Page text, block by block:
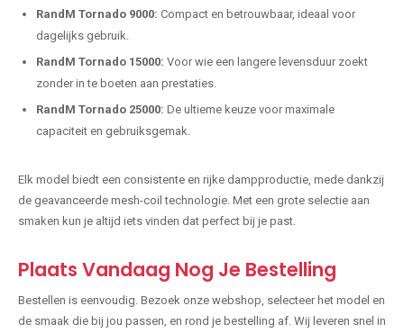
RandM Tornado 9000: Compact en betrouwbaar, ideaal voor
dagelijks gebruik.
RandM Tornado 15000: Voor wie een langere levensduur zoekt
zonder in te boeten aan prestaties.
RandM Tornado 25000: De ultieme keuze voor maximale
capaciteit en gebruiksgemak.
Elk model biedt een consistente en rijke dampproductie, mede dankzij
de geavanceerde mesh-coil technologie. Met een grote selectie aan
smaken kun je altijd iets vinden dat perfect bij je past.
Plaats Vandaag Nog Je Bestelling
Bestellen is eenvoudig. Bezoek onze webshop, selecteer het model en
de smaak die bij jou passen, en rond je bestelling af. Wij leveren snel in